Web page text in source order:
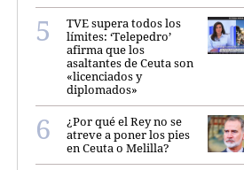
TVE supera todos los
límites: ‘Telepedro’
afirma que los
asaltantes de Ceuta son
«licenciados y
diplomados»
¿Por qué el Rey no se
atreve a poner los pies
en Ceuta o Melilla?